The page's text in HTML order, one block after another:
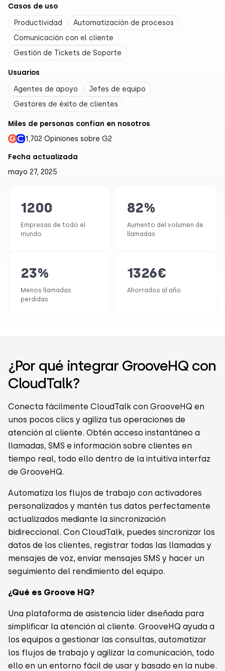
Casos de uso
Productividad
Automatización de procesos
Comunicación con el cliente
Gestión de Tickets de Soporte
Usuarios
Agentes de apoyo
Jefes de equipo
Gestores de éxito de clientes
Miles de personas confían en nosotros
1,702 Opiniones sobre G2
Fecha actualizada
mayo 27, 2025
1200
Empresas de todo el
mundo
82%
Aumento del volumen de
llamadas
23%
Menos llamadas
perdidas
1326€
Ahorrados al año
¿Por qué integrar GrooveHQ con
CloudTalk?
Conecta fácilmente CloudTalk con GrooveHQ en
unos pocos clics y agiliza tus operaciones de
atención al cliente. Obtén acceso instantáneo a
llamadas, SMS e información sobre clientes en
tiempo real, todo ello dentro de la intuitiva interfaz
de GrooveHQ.
Automatiza los flujos de trabajo con activadores
personalizados y mantén tus datos perfectamente
actualizados mediante la sincronización
bidireccional. Con CloudTalk, puedes sincronizar los
datos de los clientes, registrar todas las llamadas y
mensajes de voz, enviar mensajes SMS y hacer un
seguimiento del rendimiento del equipo.
¿Qué es Groove HQ?
Una plataforma de asistencia líder diseñada para
simplificar la atención al cliente. GrooveHQ ayuda a
los equipos a gestionar las consultas, automatizar
los flujos de trabajo y agilizar la comunicación, todo
ello en un entorno fácil de usar y basado en la nube.